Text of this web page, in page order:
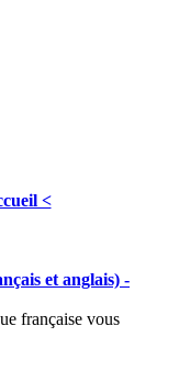
<
et anglais) -
française vous